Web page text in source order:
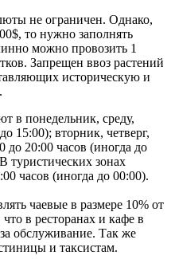
не ограничен. Однако,
то нужно заполнять
можно провозить 1
Запрещен ввоз растений
историческую и
в понедельник, среду,
15:00); вторник, четверг,
до 20:00 часов (иногда до
туристических зонах
часов (иногда до 00:00).
чаевые в размере 10% от
в ресторанах и кафе в
обслуживание. Так же
и таксистам.